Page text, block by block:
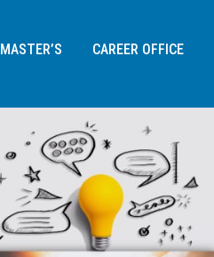
MASTER’S CAREER OFFICE